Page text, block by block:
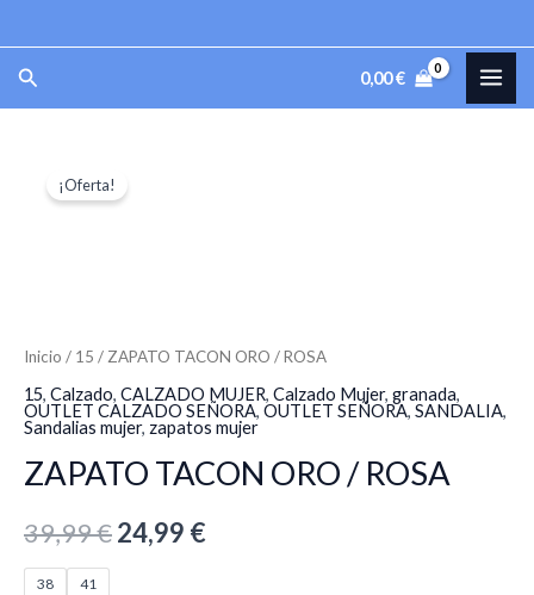
al
contenido
Buscar 0,00€
¡Oferta!
Inicio / 15 / ZAPATO TACON ORO / ROSA
15, Calzado, CALZADO MUJER, Calzado Mujer, granada,
OUTLET CALZADO SEÑORA, OUTLET SEÑORA, SANDALIA,
Sandalias mujer, zapatos mujer
ZAPATO TACON ORO / ROSA
39,99€
39,99 €.
24,99 €
24,99 €.
38 41
TACON